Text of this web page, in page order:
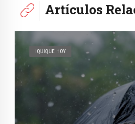
Artículos
IQUIQUE HOY